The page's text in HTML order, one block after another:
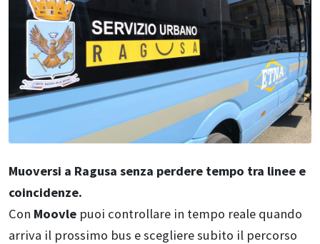
Muoversi a Ragusa senza perdere tempo tra linee e
coincidenze.
Con Moovle puoi controllare in tempo reale quando
arriva il prossimo bus e scegliere subito il percorso